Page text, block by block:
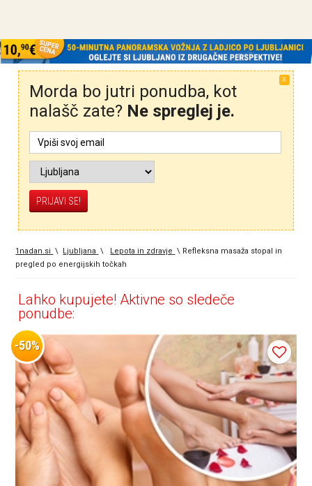
X
Morda bo jutri ponudba, kot
nalašč zate? Ne spreglej je.
1nadan.si \ Ljubljana \ Lepota in zdravje \ Refleksna masaža stopal in
pregled po energijskih točkah
Lahko kupujete! Aktivne so sledeče
ponudbe:
-50%